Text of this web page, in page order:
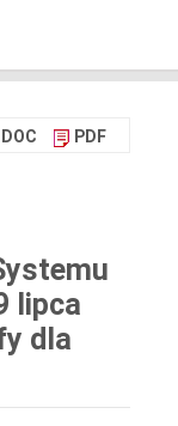
DOC PDF
lipca
dla